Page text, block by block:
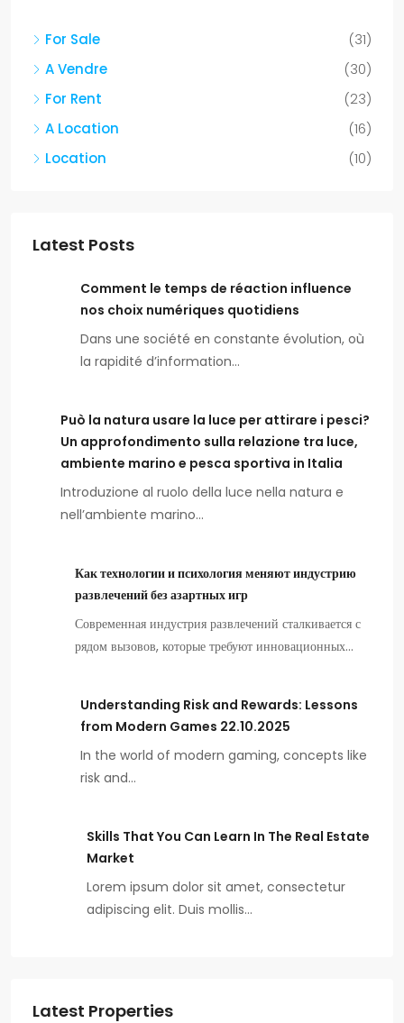
For Sale
(31)
A Vendre
(30)
For Rent
(23)
A Location
(16)
Location
(10)
Latest Posts
Comment le temps de réaction influence
nos choix numériques quotidiens
Dans une société en constante évolution, où
la rapidité d’information…
Può la natura usare la luce per attirare i pesci?
Un approfondimento sulla relazione tra luce,
ambiente marino e pesca sportiva in Italia
Introduzione al ruolo della luce nella natura e
nell’ambiente marino…
Как технологии и психология меняют индустрию
развлечений без азартных игр
Современная индустрия развлечений сталкивается с
рядом вызовов, которые требуют инновационных…
Understanding Risk and Rewards: Lessons
from Modern Games 22.10.2025
In the world of modern gaming, concepts like
risk and…
Skills That You Can Learn In The Real Estate
Market
Lorem ipsum dolor sit amet, consectetur
adipiscing elit. Duis mollis…
Latest Properties